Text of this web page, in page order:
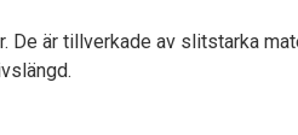
är tillverkade av slitstarka